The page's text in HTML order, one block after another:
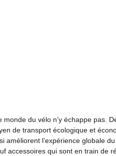
monde du vélo n’y échappe pas.
de transport écologique et
améliorent l’expérience globale
accessoires qui sont en train de